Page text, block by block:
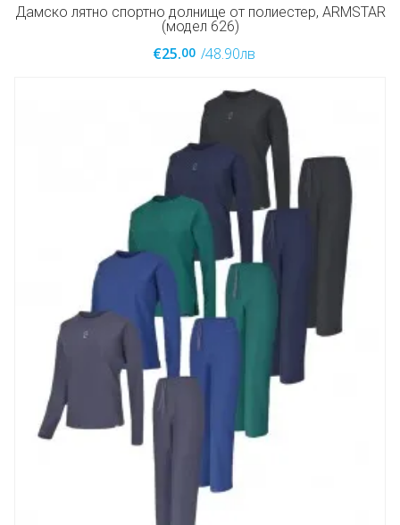
Дамско лятно спортно долнище от полиестер, ARMSTAR
(модел 626)
€25.00 /48.90лв